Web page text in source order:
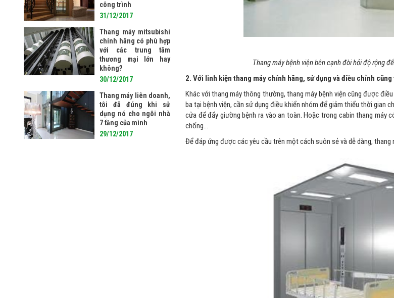
Thang máy bệnh viện bên cạnh đòi hỏi độ rộng
2. Với linh kiện thang máy chính hãng, sử dụng và điều chỉnh
Khác với thang máy thông thường, thang máy bệnh viện cũng được
ba tại bệnh viện, cần sử dụng điều khiển nhóm để giảm thiểu thời
cửa để đẩy giường bệnh ra vào an toàn. Hoặc trong cabin thang máy
chống…
Để đáp ứng được các yêu cầu trên một cách suôn sẻ và dễ dàng,
công trình
31/12/2017
Thang máy mitsubishi
chính hãng có phù hợp
với các trung tâm
thương mại lớn hay
không?
30/12/2017
Thang máy liên doanh,
tôi đã đúng khi sử
dụng nó cho ngôi nhà
7 tầng của mình
29/12/2017